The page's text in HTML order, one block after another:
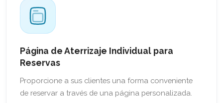
Página de Aterrizaje Individual para
Reservas
Proporcione a sus clientes una forma conveniente
de reservar a través de una página personalizada.